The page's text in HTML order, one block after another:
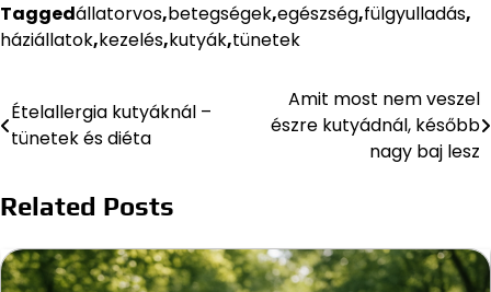
Taggedállatorvos,betegségek,egészség,fülgyulladás,
háziállatok,kezelés,kutyák,tünetek
Bejegyzés
navigáció
Ételallergia kutyáknál –
tünetek és diéta
Amit most nem veszel
észre kutyádnál, később
nagy baj lesz
Related Posts